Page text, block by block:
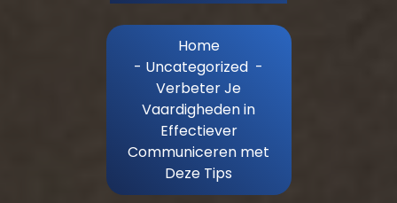
Home
- Uncategorized -
Verbeter Je
Vaardigheden in
Effectiever
Communiceren met
Deze Tips